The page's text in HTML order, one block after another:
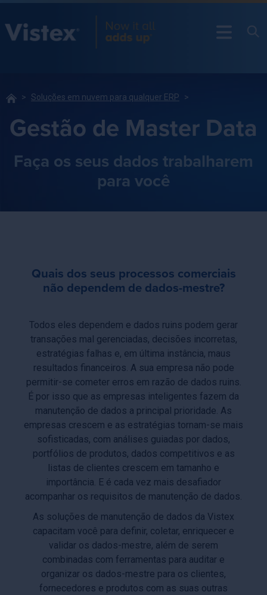
Soluções em nuvem para qualquer ERP
Gestão de Master Data
Faça os seus dados trabalharem
para você
Quais dos seus processos comerciais
não dependem de dados-mestre?
Todos eles dependem e dados ruins podem gerar
transações mal gerenciadas, decisões incorretas,
estratégias falhas e, em última instância, maus
resultados financeiros. A sua empresa não pode
permitir-se cometer erros em razão de dados ruins.
É por isso que as empresas inteligentes fazem da
manutenção de dados a principal prioridade. As
empresas crescem e as estratégias tornam-se mais
sofisticadas, com análises guiadas por dados,
portfólios de produtos, dados competitivos e as
listas de clientes crescem em tamanho e
importância. E é cada vez mais desafiador
acompanhar os requisitos de manutenção de dados.
As soluções de manutenção de dados da Vistex
capacitam você para definir, coletar, enriquecer e
validar os dados-mestre, além de serem
combinadas com ferramentas para auditar e
organizar os dados-mestre para os clientes,
fornecedores e produtos com as suas outras